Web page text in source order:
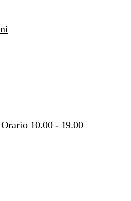
10.00 - 19.00